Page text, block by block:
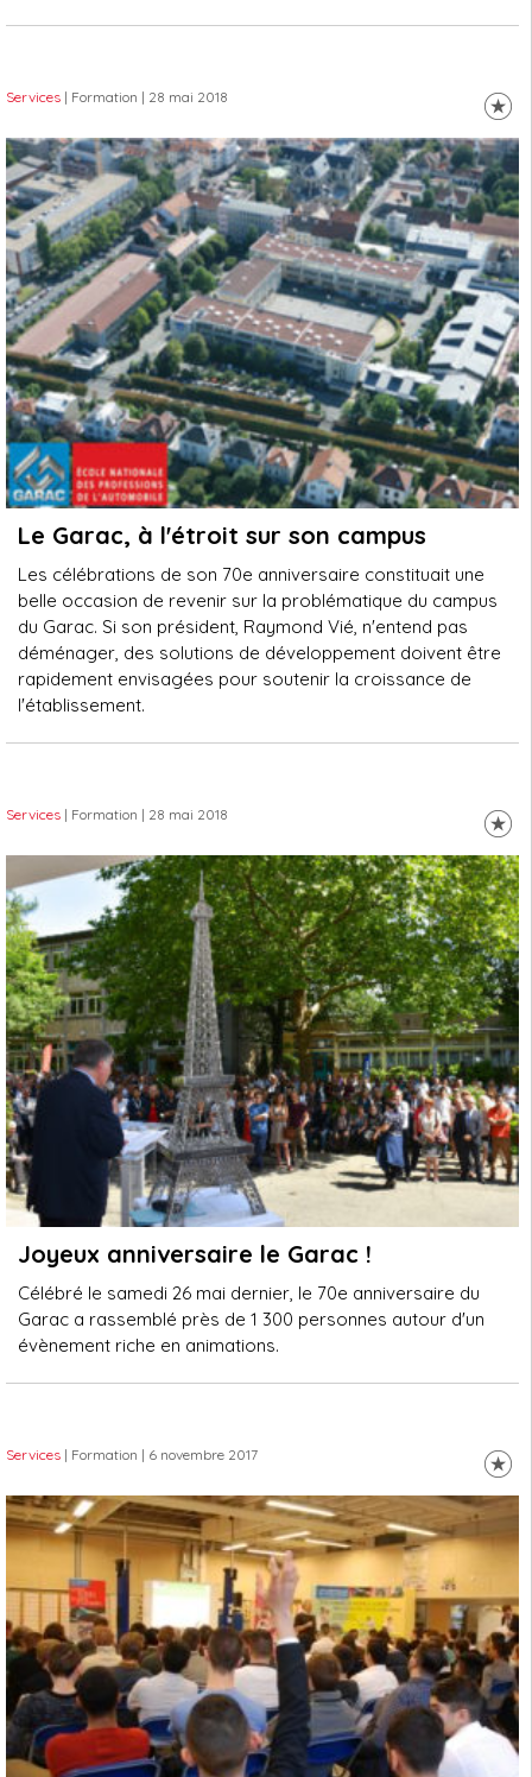
Services | Formation | 28 mai 2018
Le Garac, à l'étroit sur son campus
Les célébrations de son 70e anniversaire constituait une
belle occasion de revenir sur la problématique du campus
du Garac. Si son président, Raymond Vié, n'entend pas
déménager, des solutions de développement doivent être
rapidement envisagées pour soutenir la croissance de
l'établissement.
Services | Formation | 28 mai 2018
Joyeux anniversaire le Garac !
Célébré le samedi 26 mai dernier, le 70e anniversaire du
Garac a rassemblé près de 1 300 personnes autour d'un
évènement riche en animations.
Services | Formation | 6 novembre 2017